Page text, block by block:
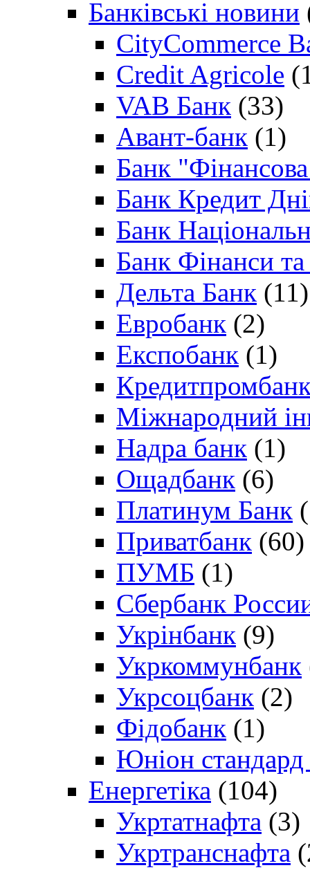
Банківські новини
CityCommerce
Credit Agricole
VAB Банк (33)
Авант-банк (1)
Банк "Фінансова
Банк Кредит
Банк
Банк Фінанси
Дельта Банк (11)
Евробанк (2)
Експобанк (1)
Міжнародний
Надра банк (1)
Ощадбанк (6)
Платинум Банк
Приватбанк (60)
ПУМБ (1)
Сбербанк
Укрінбанк (9)
Укркоммунбанк
Укрсоцбанк (2)
Фідобанк (1)
Юніон стандард
Енергетіка (104)
Укртатнафта (3)
Укртранснафта